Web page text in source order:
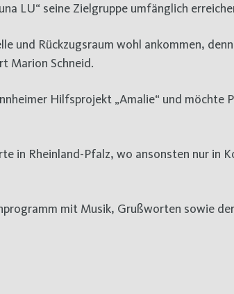
LU“ seine Zielgruppe umfänglich
und Rückzugsraum wohl ankommen,
Marion Schneid.
Hilfsprojekt „Amalie“ und möchte
in Rheinland-Pfalz, wo ansonsten nur in
mit Musik, Grußworten sowie